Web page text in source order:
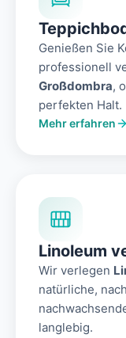
Genießen Sie
professionell
Großdombra,
perfekten Halt.
Mehr erfahren
Linoleum
Wir verlegen
natürliche,
langlebig.